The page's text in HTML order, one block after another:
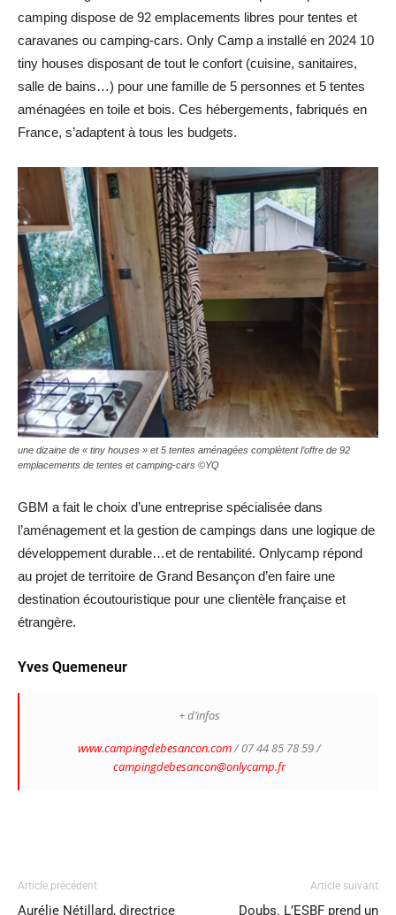
camping dispose de 92 emplacements libres pour tentes et
caravanes ou camping-cars. Only Camp a installé en 2024 10
tiny houses disposant de tout le confort (cuisine, sanitaires,
salle de bains…) pour une famille de 5 personnes et 5 tentes
aménagées en toile et bois. Ces hébergements, fabriqués en
France, s’adaptent à tous les budgets.
une dizaine de « tiny houses » et 5 tentes aménagées complètent l’offre de 92
emplacements de tentes et camping-cars ©YQ
GBM a fait le choix d’une entreprise spécialisée dans
l’aménagement et la gestion de campings dans une logique de
développement durable…et de rentabilité. Onlycamp répond
au projet de territoire de Grand Besançon d’en faire une
destination écoutouristique pour une clientèle française et
étrangère.
Yves Quemeneur
+ d’infos
www.campingdebesancon.com/ 07 44 85 78 59 /
campingdebesancon@onlycamp.fr
Article précédent
Aurélie Nétillard, directrice
Article suivant
Doubs. L’ESBF prend un